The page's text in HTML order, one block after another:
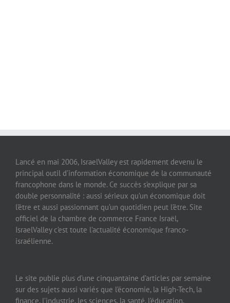
Lancé en mai 2006, IsraelValley est rapidement devenu le
principal outil d’information économique de la communauté
francophone dans le monde. Ce succès s’explique par sa
double personnalité : aussi sérieux qu’un économique doit
l’être et aussi passionnant qu’un quotidien peut l’être. Site
officiel de la chambre de commerce France Israël,
IsraelValley c’est toute l’actualité économique franco-
israélienne.
Le site publie plus d’une cinquantaine d’articles par semaine
sur des sujets aussi variés que l’économie, la High-Tech, la
finance, l’industrie, les sciences, la santé, l’éducation,